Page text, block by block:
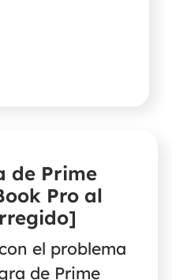
No te
te dará
de Prime
Pro al
el problema
de Prime